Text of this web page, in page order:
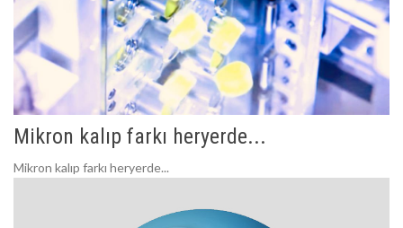
Mikron kalıp farkı heryerde...
Mikron kalıp farkı heryerde...